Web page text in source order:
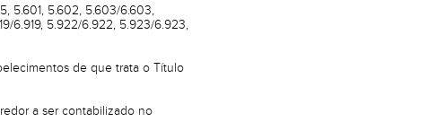
5.601, 5.602, 5.603/6.603,
6.919, 5.922/6.922, 5.923/6.923,
de que trata o Título
a ser contabilizado no